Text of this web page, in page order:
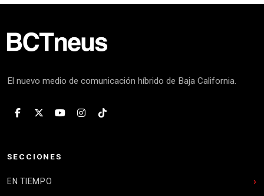
El nuevo medio de comunicación híbrido de Baja California.
SECCIONES
EN TIEMPO